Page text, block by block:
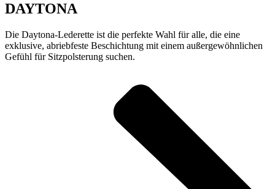
DAYTONA
Die Daytona-Lederette ist die perfekte Wahl für alle, die eine
exklusive, abriebfeste Beschichtung mit einem außergewöhnlichen
Gefühl für Sitzpolsterung suchen.